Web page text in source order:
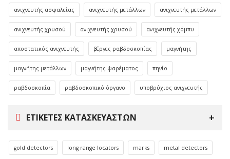
ανιχνευτής ασφαλείας ανιχνευτής μετάλλων ανιχνευτής μετάλλων
ανιχνευτής χρυσού ανιχνευτής χρυσού ανιχνευτής χόμπυ
αποστατικός ανιχνευτής βέργες ραβδοσκοπίας μαγνήτης
μαγνήτης μετάλλων μαγνήτης ψαρέματος πηνίο
ραβδοσκοπία ραβδοσκοπικό όργανο υποβρύχιος ανιχνευτής
ΕΤΙΚΈΤΕΣ ΚΑΤΑΣΚΕΥΑΣΤΏΝ
gold detectors long range locators marks metal detectors